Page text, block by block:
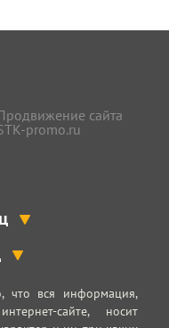
сайта
promo.ru
что вся информация,
сайте, носит